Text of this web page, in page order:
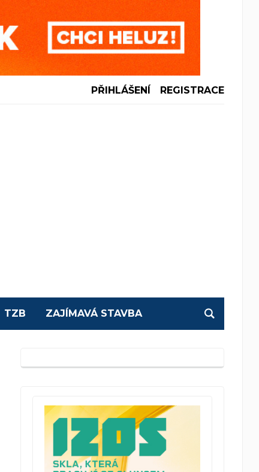
PŘIHLÁŠENÍ REGISTRACE
TZB ZAJÍMAVÁ STAVBA